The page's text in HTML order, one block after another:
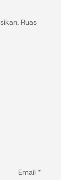
Ruas
Email *